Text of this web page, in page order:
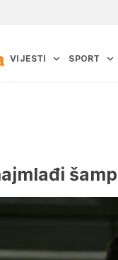
VIJESTI SPORT